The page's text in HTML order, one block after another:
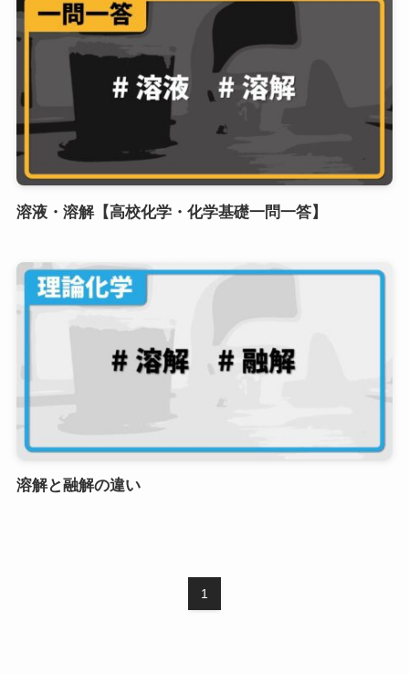
溶液・溶解【高校化学・化学基礎一問一答】
溶解と融解の違い
1